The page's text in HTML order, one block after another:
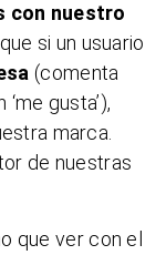
con nuestro
si un usuario
(comenta
gusta’),
marca.
de nuestras
que ver con el